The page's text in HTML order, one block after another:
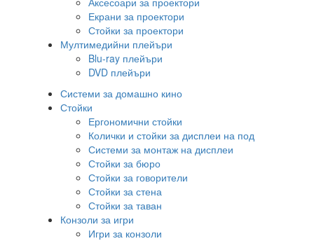
Екрани за проектори
Стойки за проектори
Мултимедийни плейъри
Blu-ray плейъри
DVD плейъри
Системи за домашно кино
Стойки
Ергономични стойки
Колички и стойки за дисплеи на под
Системи за монтаж на дисплеи
Стойки за бюро
Стойки за говорители
Стойки за стена
Стойки за таван
Конзоли за игри
Игри за конзоли